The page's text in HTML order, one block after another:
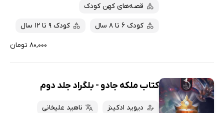
قصه‌های کهن کودک
کودک 6 تا 8 سال کودک 9 تا 12 سال
۸۰,۰۰۰ تومان
کتاب ملکه جادو - بلگراد جلد دوم
دیوید ادکینز
ناهید علیخانی